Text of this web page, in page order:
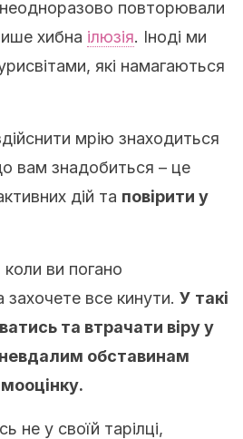
повторювали
хибна ілюзія. Іноді ми
які намагаються
мрію знаходиться
вам знадобиться – це
дій та повірити у
коли ви погано
все кинути. У такі
та втрачати віру у
обставинам
не у своїй тарілці,